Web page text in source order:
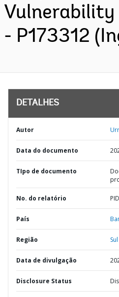
Vulnerability
- P173312
DETALHES
Autor
Data do documento
TIpo de documento
No. do relatório
País
Região
Data de divulgação
Disclosure Status